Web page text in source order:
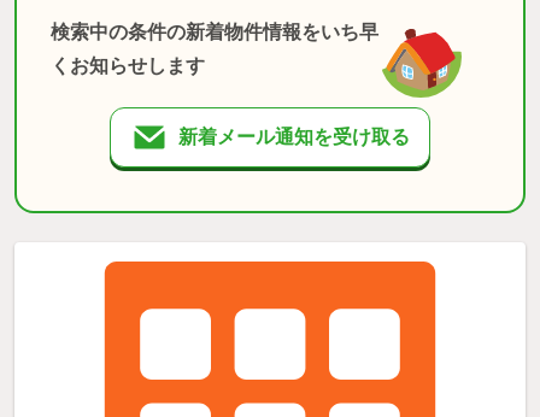
検索中の条件の新着物件情報をいち早
くお知らせします
新着メール通知を受け取る